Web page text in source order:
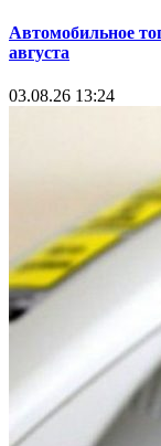
Автомобильное
августа
03.08.26 13:24